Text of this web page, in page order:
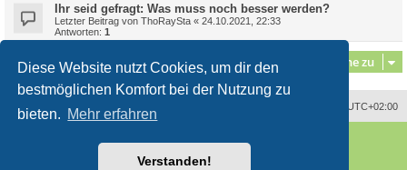
Diese Website nutzt Cookies, um dir den
bestmöglichen Komfort bei der Nutzung zu
bieten. Mehr erfahren
Verstanden!
Ihr seid gefragt: Was muss noch besser werden?
Letzter Beitrag von ThoRaySta « 24.10.2021, 22:33
Antworten: 1
Gehe zu
UTC+02:00
Deutsche Übersetzung durch
2017